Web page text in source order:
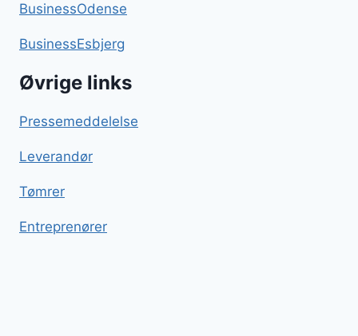
BusinessOdense
BusinessEsbjerg
Øvrige links
Pressemeddelelse
Leverandør
Tømrer
Entreprenører